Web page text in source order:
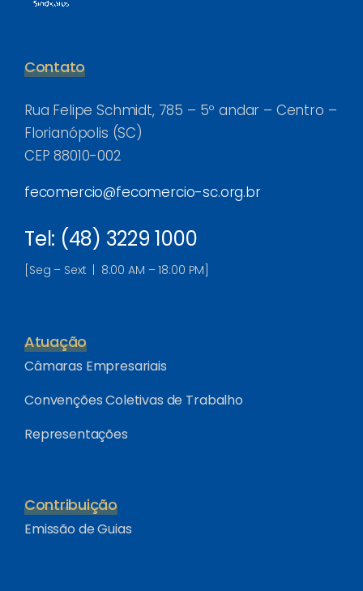
Contato
Rua Felipe Schmidt, 785 – 5º andar – Centro –
Florianópolis (SC)
CEP 88010-002
fecomercio@fecomercio-sc.org.br
Tel: (48) 3229 1000
[Seg – Sext | 8:00 AM – 18:00 PM]
Atuação
Câmaras Empresariais
Convenções Coletivas de Trabalho
Representações
Contribuição
Emissão de Guias